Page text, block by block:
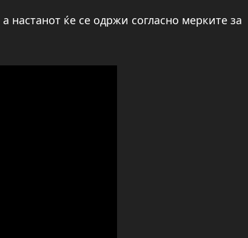
настанот ќе се одржи согласно мерките за